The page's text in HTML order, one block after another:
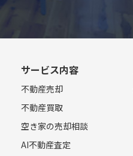
サービス内容
不動産売却
不動産買取
空き家の売却相談
AI不動産査定